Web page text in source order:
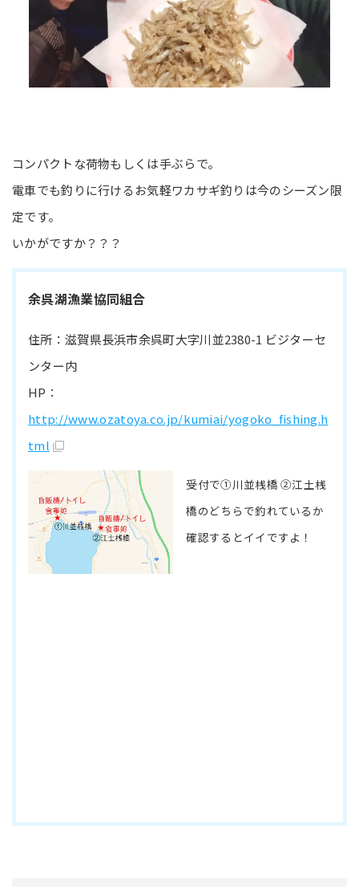
コンパクトな荷物もしくは手ぶらで。
電車でも釣りに行けるお気軽ワカサギ釣りは今のシーズン限
定です。
いかがですか？？？
余呉湖漁業協同組合
住所：滋賀県長浜市余呉町大字川並2380-1 ビジターセ
ンター内
HP：
http://www.ozatoya.co.jp/kumiai/yogoko_fishing.h
tml
受付で①川並桟橋 ②江土桟
橋のどちらで釣れているか
確認するとイイですよ！